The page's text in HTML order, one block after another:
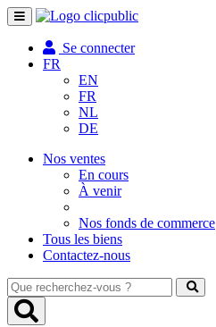
Toggle
navigation
Se connecter
FR
EN
FR
NL
DE
Nos ventes
En cours
À venir
Nos fonds de commerce
Tous les biens
Contactez-nous
Que
recherchez-
vous